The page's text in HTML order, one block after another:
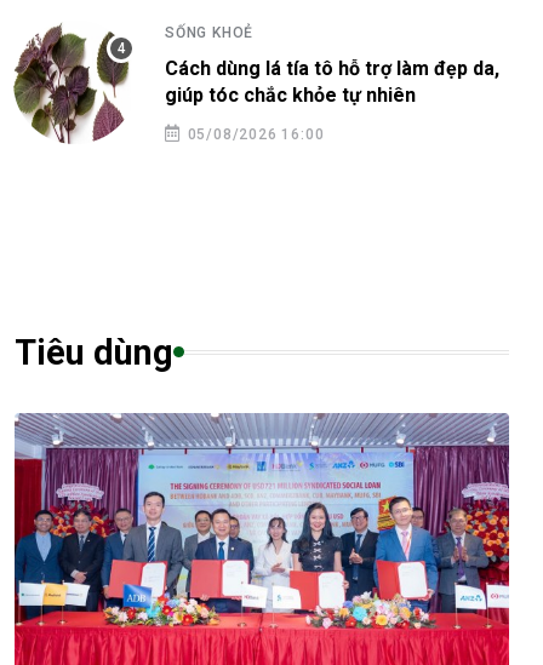
SỐNG KHOẺ
Cách dùng lá tía tô hỗ trợ làm đẹp da,
giúp tóc chắc khỏe tự nhiên
05/08/2026 16:00
Tiêu dùng